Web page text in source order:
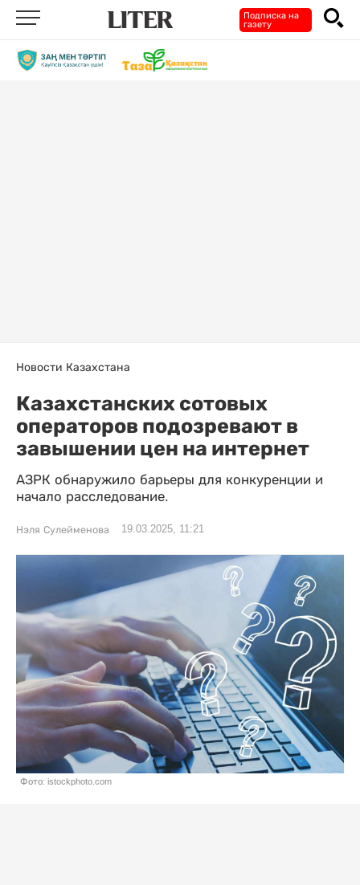
Подписка на
газету
Новости Казахстана
Казахстанских сотовых
операторов подозревают в
завышении цен на интернет
АЗРК обнаружило барьеры для конкуренции и
начало расследование.
Нэля Сулейменова 19.03.2025, 11:21
Фото: istockphoto.com